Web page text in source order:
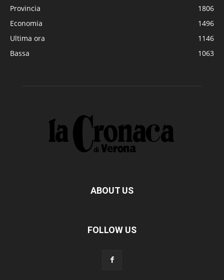
Provincia
1806
Economia
1496
Ultima ora
1146
Bassa
1063
ABOUT US
FOLLOW US